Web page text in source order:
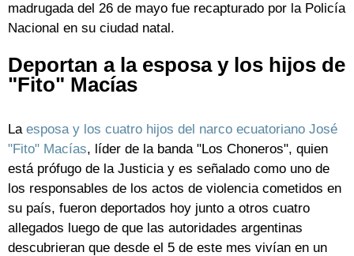
madrugada del 26 de mayo fue recapturado por la Policía
Nacional en su ciudad natal.
Deportan a la esposa y los hijos de
"Fito" Macías
La esposa y los cuatro hijos del narco ecuatoriano José
"Fito" Macías, líder de la banda "Los Choneros", quien
está prófugo de la Justicia y es señalado como uno de
los responsables de los actos de violencia cometidos en
su país, fueron deportados hoy junto a otros cuatro
allegados luego de que las autoridades argentinas
descubrieran que desde el 5 de este mes vivían en un